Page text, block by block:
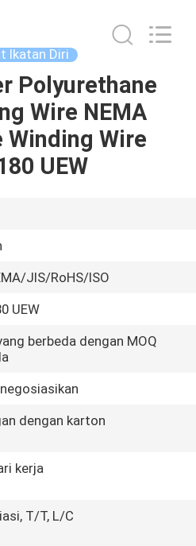
Ikatan Diri
Polyurethane
Wire NEMA
Winding Wire
UEW
JIS/RoHS/ISO
UEW
berbeda dengan MOQ
dengan karton
kerja
T/T, L/C